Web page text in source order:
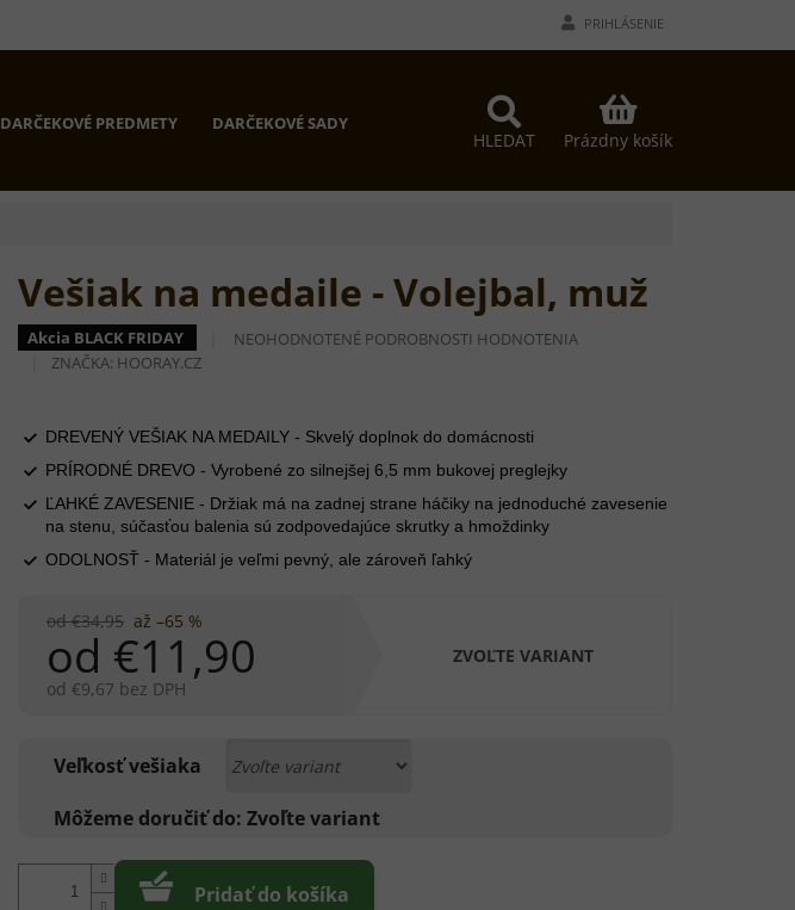
PRIHLÁSENIE
HLEDAT
NÁKUPNÝ
KOŠÍK
Prázdny košík
DARČEKOVÉ PREDMETY DARČEKOVÉ SADY
Vešiak na medaile - Volejbal, muž
Akcia BLACK FRIDAY
PRIEMERNÉ
Z
HVIEZDIČIEK.
NEOHODNOTENÉ PODROBNOSTI HODNOTENIA
ZNAČKA: HOORAY.CZ
od €34,95 až –65 %
od €11,90
od €9,67 bez DPH
ZVOĽTE VARIANT
Veľkosť vešiaka
Môžeme doručiť do: Zvoľte variant
Pridať do košíka
DREVENÝ VEŠIAK NA MEDAILY - Skvelý doplnok do domácnosti
PRÍRODNÉ DREVO - Vyrobené zo silnejšej 6,5 mm bukovej preglejky
ĽAHKÉ ZAVESENIE - Držiak má na zadnej strane háčiky na jednoduché zavesenie
na stenu, súčasťou balenia sú zodpovedajúce skrutky a hmoždinky
ODOLNOSŤ - Materiál je veľmi pevný, ale zároveň ľahký